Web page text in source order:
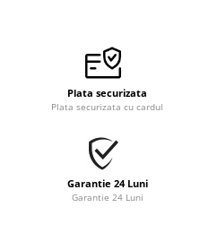
Plata securizata
Plata securizata cu cardul
Garantie 24 Luni
Garantie 24 Luni